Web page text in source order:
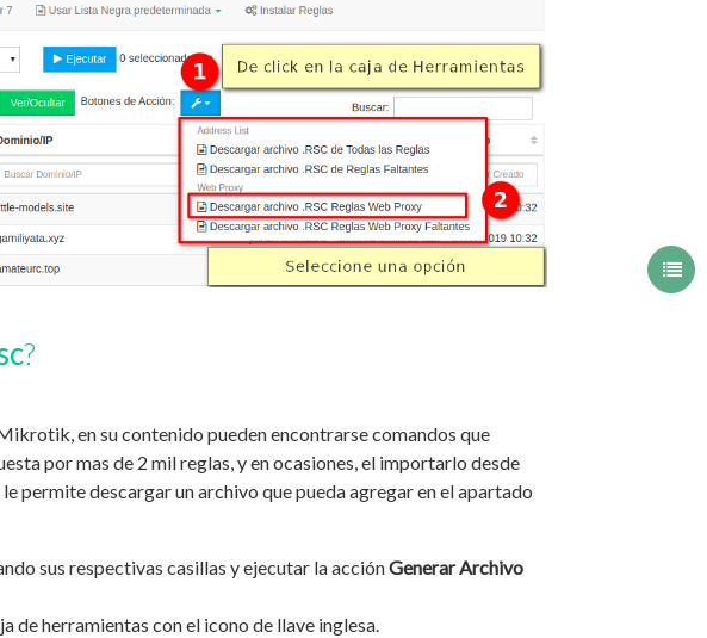
?
en su contenido pueden encontrarse comandos que
por mas de 2 mil reglas, y en ocasiones, el importarlo desde
permite descargar un archivo que pueda agregar en el apartado
sus respectivas casillas y ejecutar la acciónGenerar Archivo
de herramientas con el icono de llave inglesa.